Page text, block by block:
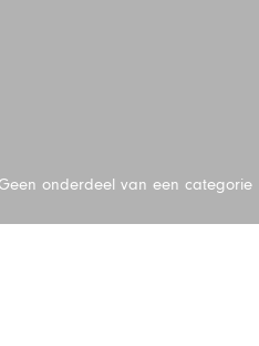
onderdeel van een categorie